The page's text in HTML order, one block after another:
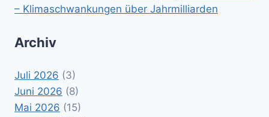
– Klimaschwankungen über Jahrmilliarden
Archiv
Juli 2026 (3)
Juni 2026 (8)
Mai 2026 (15)